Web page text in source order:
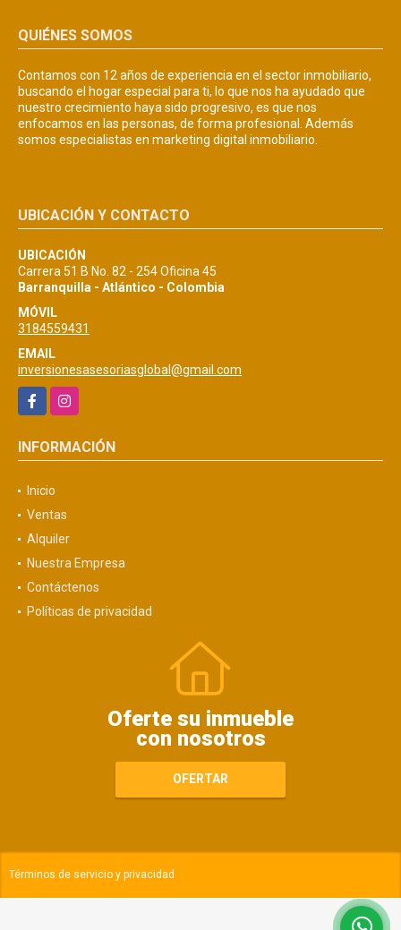
QUIÉNES SOMOS
Contamos con 12 años de experiencia en el sector inmobiliario,
buscando el hogar especial para ti, lo que nos ha ayudado que
nuestro crecimiento haya sido progresivo, es que nos
enfocamos en las personas, de forma profesional. Además
somos especialistas en marketing digital inmobiliario.
UBICACIÓN Y CONTACTO
UBICACIÓN
Carrera 51 B No. 82 - 254 Oficina 45
Barranquilla - Atlántico - Colombia
MÓVIL
3184559431
EMAIL
inversionesasesoriasglobal@gmail.com
FacebookInstagram
INFORMACIÓN
Inicio
Ventas
Alquiler
Nuestra Empresa
Contáctenos
Políticas de privacidad
Oferte su inmueble
con nosotros
OFERTAR
Términos de servicio y privacidad